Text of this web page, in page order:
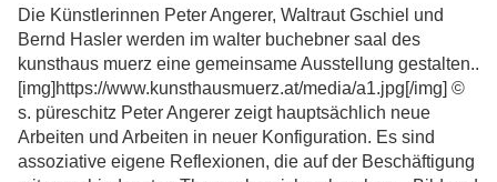
Die Künstlerinnen Peter Angerer, Waltraut Gschiel und
Bernd Hasler werden im walter buchebner saal des
kunsthaus muerz eine gemeinsame Ausstellung gestalten..
[img]https://www.kunsthausmuerz.at/media/a1.jpg[/img] ©
s. püreschitz Peter Angerer zeigt hauptsächlich neue
Arbeiten und Arbeiten in neuer Konfiguration. Es sind
assoziative eigene Reflexionen, die auf der Beschäftigung